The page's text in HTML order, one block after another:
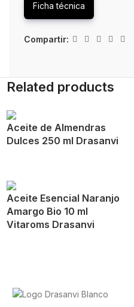
Ficha técnica
Compartir:
Related products
Aceite de Almendras
Dulces 250 ml Drasanvi
Aceite Esencial Naranjo
Amargo Bio 10 ml
Vitaroms Drasanvi